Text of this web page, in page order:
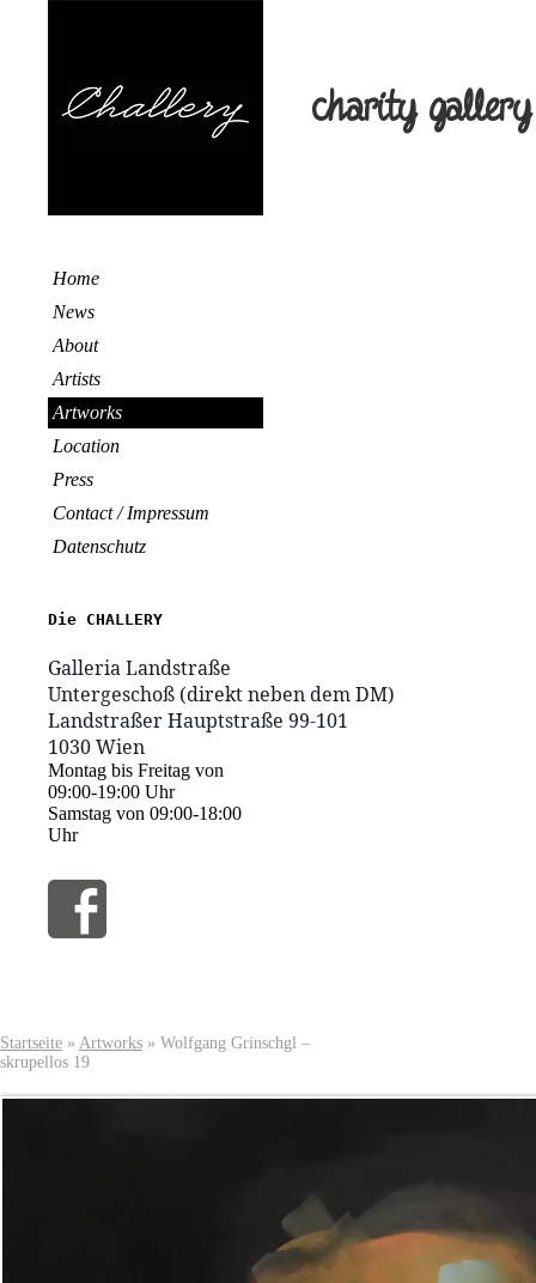
Home
News
About
Artists
Artworks
Location
Press
Contact / Impressum
Datenschutz
1030 Wien
Montag bis Freitag von
09:00-19:00 Uhr
Samstag von 09:00-18:00
Uhr
charity gallery
Startseite » Artworks » Wolfgang Grinschgl –
skrupellos 19